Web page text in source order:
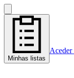
Minhas listas
Aceder